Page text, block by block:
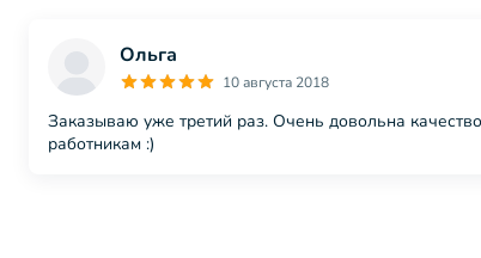
Ольга
10 августа 2018
Заказываю уже третий раз. Очень довольна
работникам :)